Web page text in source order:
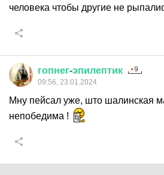
человека чтобы другие не
гопнег-эпилептик
09:56, 23.01.2024
Мну пейсал уже, што шалинская
непобедима !